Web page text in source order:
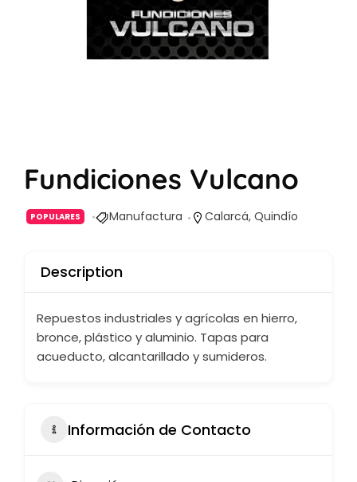
Fundiciones Vulcano
POPULARES Manufactura Calarcá, Quindío
Description
Repuestos industriales y agrícolas en hierro,
bronce, plástico y aluminio. Tapas para
acueducto, alcantarillado y sumideros.
Información de Contacto